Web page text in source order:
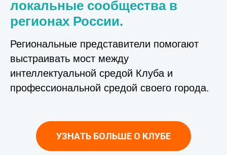
локальные сообщества в
регионах России.
Региональные представители помогают
выстраивать мост между
интеллектуальной средой Клуба и
профессиональной средой своего города.
УЗНАТЬ БОЛЬШЕ О КЛУБЕ